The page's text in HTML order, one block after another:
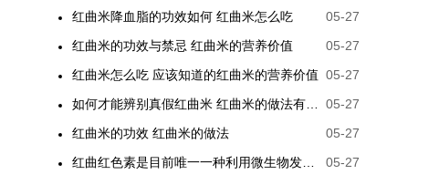
红曲米降血脂的功效如何 红曲米怎么吃
05-27
红曲米的功效与禁忌 红曲米的营养价值
05-27
红曲米怎么吃 应该知道的红曲米的营养价值 05-27
05-27
红曲米的功效 红曲米的做法
05-27
05-27